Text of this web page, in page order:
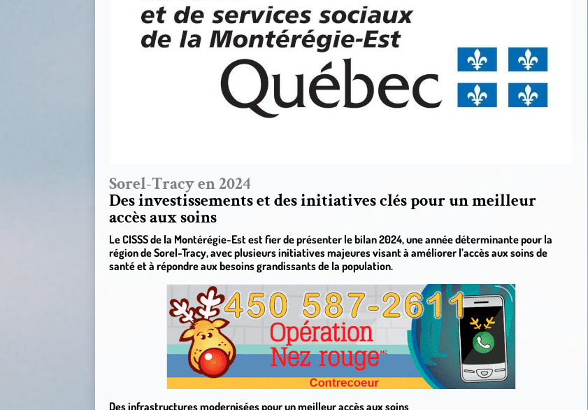
Sorel-Tracy en 2024
Des investissements et des initiatives clés pour un meilleur
accès aux soins
Le CISSS de la Montérégie-Est est fier de présenter le bilan 2024, une année déterminante pour la
région de Sorel-Tracy, avec plusieurs initiatives majeures visant à améliorer l’accès aux soins de
santé et à répondre aux besoins grandissants de la population.
Des infrastructures modernisées pour un meilleur accès aux soins